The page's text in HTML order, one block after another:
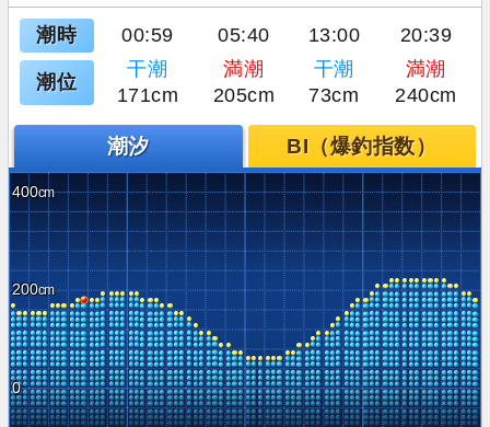
潮時 00:59 05:40 13:00 20:39
潮位
干潮 満潮 干潮
満潮
171cm
205cm 73cm 240cm
潮汐 BI（爆釣指数）
400
200
0